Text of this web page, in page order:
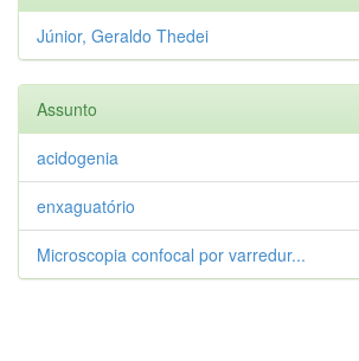
Júnior, Geraldo Thedei
Assunto
acidogenia
enxaguatório
Microscopia confocal por varredur...